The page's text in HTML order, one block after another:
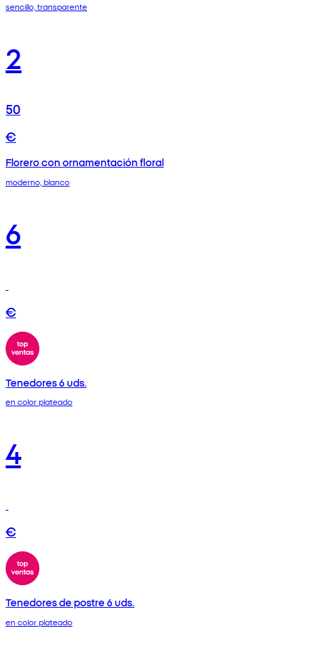
sencillo, transparente
2
50
€
Florero con ornamentación floral
moderno, blanco
6
€
Tenedores 6 uds.
en color plateado
4
€
Tenedores de postre 6 uds.
en color plateado